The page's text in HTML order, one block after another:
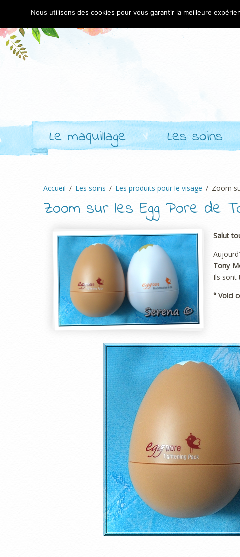
Le maquillage Les soins
Accueil Les soins Les produits pour le visage Zoom
Zoom sur les Egg Pore de
Salut
Tony
Ils sont
° Voici
Nous utilisons des cookies pour vous garantir la meilleure